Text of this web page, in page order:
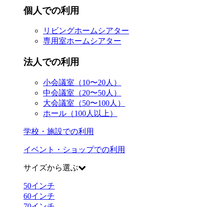
個人での利用
リビングホームシアター
専用室ホームシアター
法人での利用
小会議室（10〜20人）
中会議室（20〜50人）
大会議室（50〜100人）
ホール（100人以上）
学校・施設での利用
イベント・ショップでの利用
サイズから選ぶ
50インチ
60インチ